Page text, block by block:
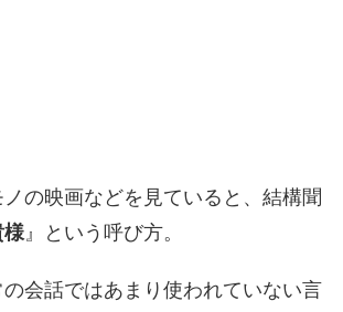
の映画などを見ていると、結構聞
様 』という呼び方。
会話ではあまり使われていない言